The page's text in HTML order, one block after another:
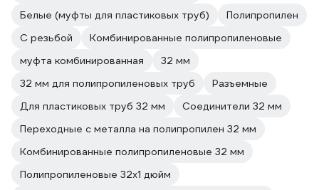
Белые (муфты для пластиковых труб)
Полипропилен
С резьбой
Комбинированные полипропиленовые
муфта комбинированная
32 мм
32 мм для полипропиленовых труб
Разъемные
Для пластиковых труб 32 мм
Соединители 32 мм
Переходные с металла на полипропилен 32 мм
Комбинированные полипропиленовые 32 мм
Полипропиленовые 32х1 дюйм